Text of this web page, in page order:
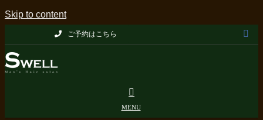
Skip to content
ご予約はこちら